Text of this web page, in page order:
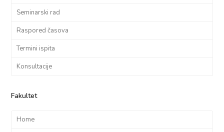
Seminarski rad
Raspored časova
Termini ispita
Konsultacije
Fakultet
Home